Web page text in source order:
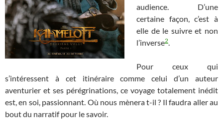
audience. D’une
certaine façon, c’est à
elle de le suivre et non
l’inverse2.
Pour ceux qui
s’intéressent à cet itinéraire comme celui d’un auteur
aventurier et ses pérégrinations, ce voyage totalement inédit
est, en soi, passionnant. Où nous mènera t-il ? Il faudra aller au
bout du narratif pour le savoir.